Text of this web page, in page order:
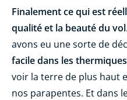
Finalement ce qui est
qualité et la beauté du vol
avons eu une sorte de
facile dans les
voir la terre de plus haut
nos parapentes. Et dans